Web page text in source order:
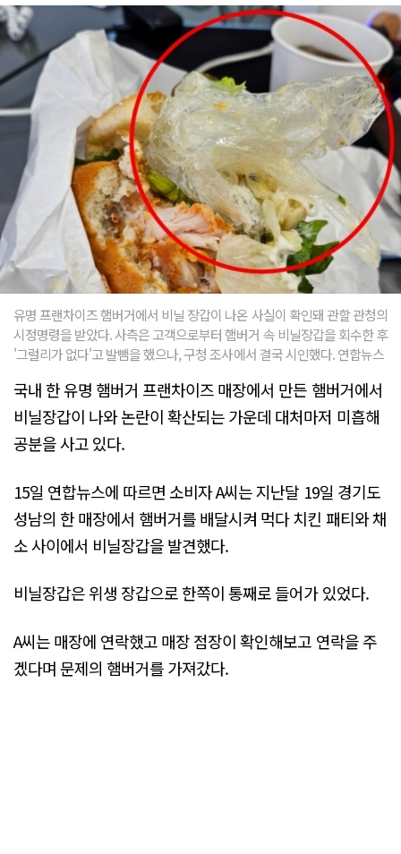
유명 프랜차이즈 햄버거에서 비닐 장갑이 나온 사실이 확인돼 관할 관청의
시정명령을 받았다. 사측은 고객으로부터 햄버거 속 비닐장갑을 회수한 후
'그럴리가 없다'고 발뺌을 했으나, 구청 조사에서 결국 시인했다. 연합뉴스
국내 한 유명 햄버거 프랜차이즈 매장에서 만든 햄버거에서
비닐장갑이 나와 논란이 확산되는 가운데 대처마저 미흡해
공분을 사고 있다.
15일 연합뉴스에 따르면 소비자 A씨는 지난달 19일 경기도
성남의 한 매장에서 햄버거를 배달시켜 먹다 치킨 패티와 채
소 사이에서 비닐장갑을 발견했다.
비닐장갑은 위생 장갑으로 한쪽이 통째로 들어가 있었다.
A씨는 매장에 연락했고 매장 점장이 확인해보고 연락을 주
겠다며 문제의 햄버거를 가져갔다.